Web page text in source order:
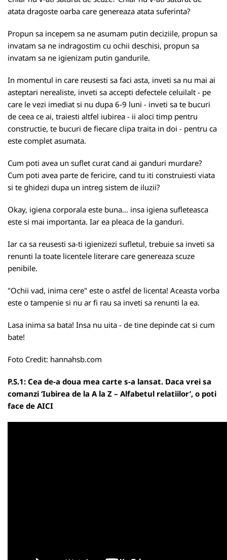
atata dragoste oarba care genereaza atata suferinta?
Propun sa incepem sa ne asumam putin deciziile, propun sa
invatam sa ne indragostim cu ochii deschisi, propun sa
invatam sa ne igienizam putin gandurile.
In momentul in care reusesti sa faci asta, inveti sa nu mai ai
asteptari nerealiste, inveti sa accepti defectele celuilalt - pe
care le vezi imediat si nu dupa 6-9 luni - inveti sa te bucuri
de ceea ce ai, traiesti altfel iubirea - ii aloci timp pentru
constructie, te bucuri de fiecare clipa traita in doi - pentru ca
este complet asumata.
Cum poti avea un suflet curat cand ai ganduri murdare?
Cum poti avea parte de fericire, cand tu iti construiesti viata
si te ghidezi dupa un intreg sistem de iluzii?
Okay, igiena corporala este buna... insa igiena sufleteasca
este si mai importanta. Iar ea pleaca de la ganduri.
Iar ca sa reusesti sa-ti igienizezi sufletul, trebuie sa inveti sa
renunti la toate licentele literare care genereaza scuze
penibile.
"Ochii vad, inima cere" este o astfel de licenta! Aceasta vorba
este o tampenie si nu ar fi rau sa inveti sa renunti la ea.
Lasa inima sa bata! Insa nu uita - de tine depinde cat si cum
bate!
Foto Credit: hannahsb.com
P.S.1: Cea de-a doua mea carte s-a lansat. Daca vrei sa
comanzi ‘Iubirea de la A la Z – Alfabetul relatiilor’, o poti
face de AICI